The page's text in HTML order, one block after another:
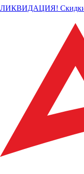
ЛИКВИДАЦИЯ! Скидки